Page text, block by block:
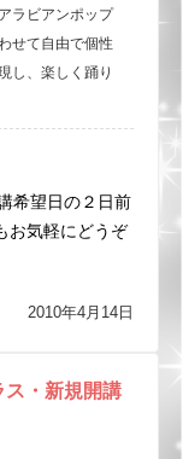
ラビアンポップ
せて自由で個性
し、楽しく踊り
希望日の２日前
お気軽にどうぞ
2010年4月14日
・新規開講